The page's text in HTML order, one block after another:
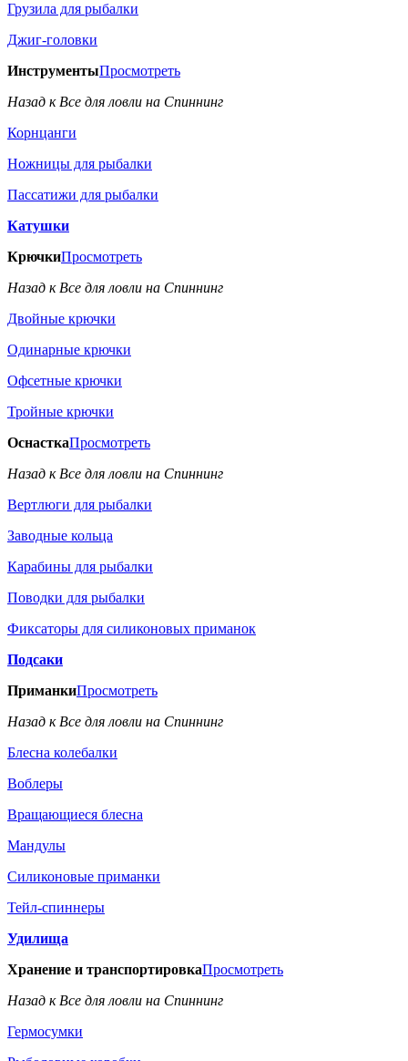
Грузила для рыбалки
Джиг-головки
ИнструментыПросмотреть
Назад к Все для ловли на Спиннинг
Корнцанги
Ножницы для рыбалки
Пассатижи для рыбалки
Катушки
КрючкиПросмотреть
Назад к Все для ловли на Спиннинг
Двойные крючки
Одинарные крючки
Офсетные крючки
Тройные крючки
ОснасткаПросмотреть
Назад к Все для ловли на Спиннинг
Вертлюги для рыбалки
Заводные кольца
Карабины для рыбалки
Поводки для рыбалки
Фиксаторы для силиконовых приманок
Подсаки
ПриманкиПросмотреть
Назад к Все для ловли на Спиннинг
Блесна колебалки
Воблеры
Вращающиеся блесна
Мандулы
Силиконовые приманки
Тейл-спиннеры
Удилища
Хранение и транспортировкаПросмотреть
Назад к Все для ловли на Спиннинг
Гермосумки